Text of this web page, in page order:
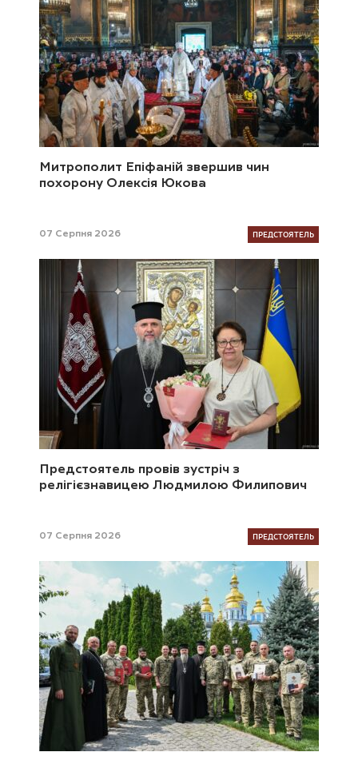
Митрополит Епіфаній звершив чин
похорону Олексія Юкова
07 Серпня 2026 ПРЕДСТОЯТЕЛЬ
Предстоятель провів зустріч з
релігієзнавицею Людмилою Филипович
07 Серпня 2026 ПРЕДСТОЯТЕЛЬ